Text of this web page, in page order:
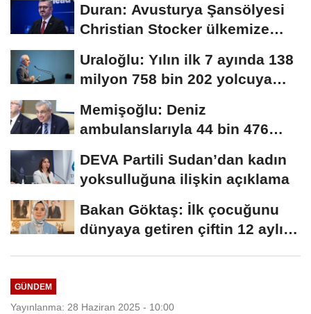
Duran: Avusturya Şansölyesi
Christian Stocker ülkemize
Uraloğlu: Yılın ilk 7 ayında 138
milyon 758 bin 202 yolcuya
Memişoğlu: Deniz
ambulanslarıyla 44 bin 476
DEVA Partili Sudan’dan kadın
yoksulluğuna ilişkin açıklama
Bakan Göktaş: İlk çocuğunu
dünyaya getiren çiftin 12 aylık
GÜNDEM
Yayınlanma: 28 Haziran 2025 - 10:00